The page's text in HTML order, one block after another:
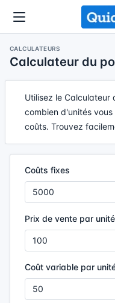
CALCULATEURS
Calculateur du
Utilisez le Calculateur
combien d'unités
coûts. Trouvez
Coûts fixes
Prix de vente par unité
Coût variable par